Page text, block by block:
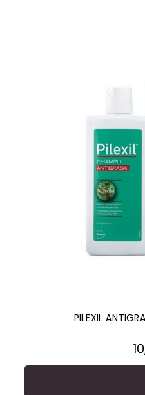
PILEXIL